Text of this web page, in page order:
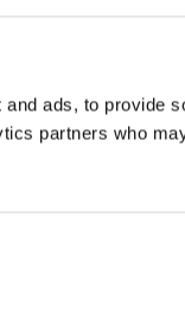
ads, to provide
partners who